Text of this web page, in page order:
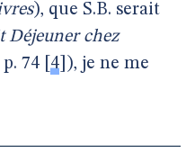
), que S.B. serait
Déjeuner chez
74 4 ), je ne me